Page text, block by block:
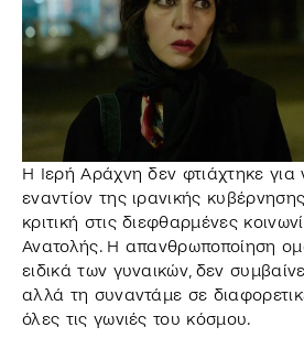
Η Ιερή Αράχνη δεν φτιάχτηκε για
εναντίον της ιρανικής
κριτική στις διεφθαρμένες
Ανατολής. Η απανθρωποποίηση
ειδικά των γυναικών, δεν
αλλά τη συναντάμε σε
όλες τις γωνιές του κόσμου.